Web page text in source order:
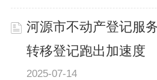
河源市不动产登记服
转移登记跑出加速度
2025-07-14